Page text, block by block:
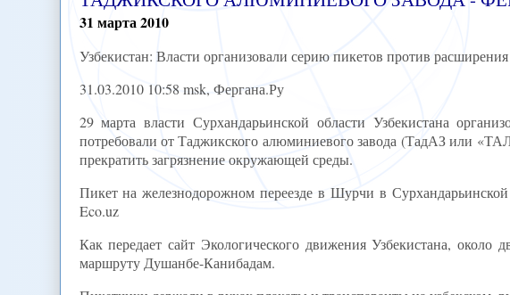
31 марта2010
Узбекистан: Власти организовали серию пикетов против
31.03.2010 10:58 msk, Фергана.Ру
29 марта власти Сурхандарьинской области Узбекистана
потребовали от Таджикского алюминиевого завода (ТадАЗ или
прекратить загрязнение окружающей среды.
Пикет на железнодорожном переезде в Шурчи в
Eco.uz
Как передает сайт Экологического движения Узбекистана,
маршруту Душанбе-Канибадам.